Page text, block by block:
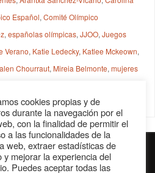
Español,Comité Olímpico
,españolas olímpicas,JJOO,Juegos
Verano, Katie Ledecky, Katlee Mckeown,
Chourraut, Mireia Belmonte,mujeres
cookies propias y de
durante la navegación por el
con la finalidad de permitir el
a las funcionalidades de la
web, extraer estadísticas de
y mejorar la experiencia del
Puedes aceptar todas las